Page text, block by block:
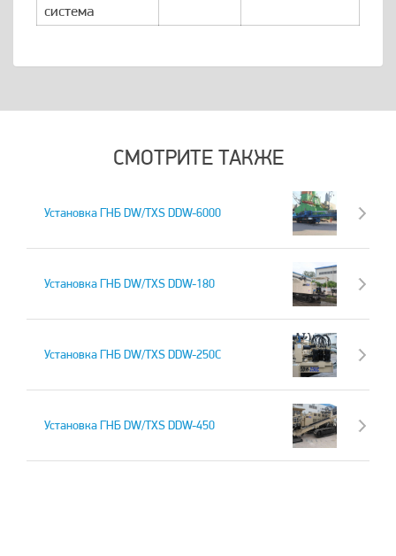
система
СМОТРИТЕ ТАКЖЕ
Установка ГНБ DW/TXS DDW-6000
Установка ГНБ DW/TXS DDW-180
Установка ГНБ DW/TXS DDW-250C
Установка ГНБ DW/TXS DDW-450